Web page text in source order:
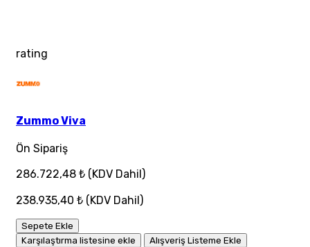
rating
Zummo Viva
Ön Sipariş
286.722,48 ₺ (KDV Dahil)
238.935,40 ₺ (KDV Dahil)
Sepete Ekle
Karşılaştırma listesine ekle
Alışveriş Listeme Ekle